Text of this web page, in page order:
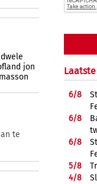
jon
te
6/8
6/8
6/8
5/8
4/8